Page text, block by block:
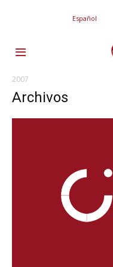
Español
2007
Archivos